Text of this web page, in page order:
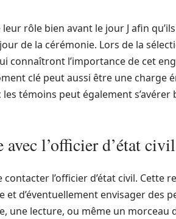
rôle bien avant le jour J afin
de la cérémonie. Lors de la
connaîtront l’importance de cet
clé peut aussi être une charge
témoins peut également
l’officier d’état civil
l’officier d’état civil. Cette
d’éventuellement envisager des
une lecture, ou même un morceau